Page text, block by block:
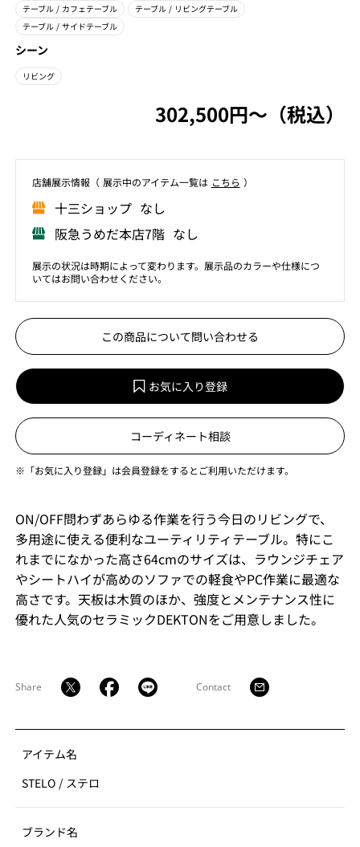
テーブル / カフェテーブル テーブル / リビングテーブル
テーブル / サイドテーブル
シーン
リビング
302,500円〜（税込）
店舗展⽰情報（ 展⽰中のアイテム⼀覧は こちら ）
⼗三ショップ なし
阪急うめだ本店7階 なし
展示の状況は時期によって変わります。展示品のカラーや仕様につ
いてはお問い合わせください。
この商品について問い合わせる
お気に入り登録
コーディネート相談
※「お気に入り登録」は会員登録をするとご利用いただけます。
ON/OFF問わずあらゆる作業を行う今日のリビングで、
多用途に使える便利なユーティリティテーブル。特にこ
れまでになかった高さ64cmのサイズは、ラウンジチェア
やシートハイが高めのソファでの軽食やPC作業に最適な
高さです。天板は木質のほか、強度とメンテナンス性に
優れた人気のセラミックDEKTONをご用意しました。
Share Contact
アイテム名
STELO / ステロ
ブランド名